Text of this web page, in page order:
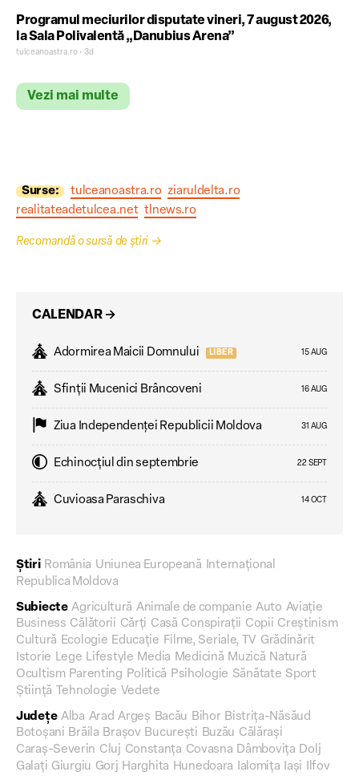
Programul meciurilor disputate vineri, 7 august 2026,
la Sala Polivalentă „Danubius Arena”
tulceanoastra.ro • 3d
Vezi mai multe
Surse: tulceanoastra.ro ziaruldelta.ro
realitateadetulcea.net tlnews.ro
Recomandă o sursă de știri →
CALENDAR →
Adormirea Maicii Domnului LIBER 15 AUG
Sfinții Mucenici Brâncoveni 16 AUG
Ziua Independenţei Republicii Moldova 31 AUG
Echinocțiul din septembrie 22 SEPT
Cuvioasa Paraschiva 14 OCT
Știri România Uniunea Europeană
Internațional
Republica Moldova
Subiecte Agricultură Animale de companie Auto Aviație
Business Călătorii Cărți Casă Conspirații Copii Creștinism
Cultură Ecologie Educație Filme, Seriale, TV Grădinărit
Istorie Lege Lifestyle Media Medicină Muzică Natură
Ocultism Parenting Politică Psihologie Sănătate Sport
Știință
Tehnologie Vedete
Județe Alba Arad Argeș Bacău Bihor Bistrița-Năsăud
Botoșani Brăila Brașov București Buzău Călărași
Caraș-Severin Cluj Constanța Covasna Dâmbovița Dolj
Galați Giurgiu Gorj Harghita Hunedoara Ialomița Iași Ilfov